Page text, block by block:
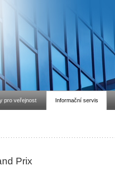
pro veřejnost Informační servis
Prix